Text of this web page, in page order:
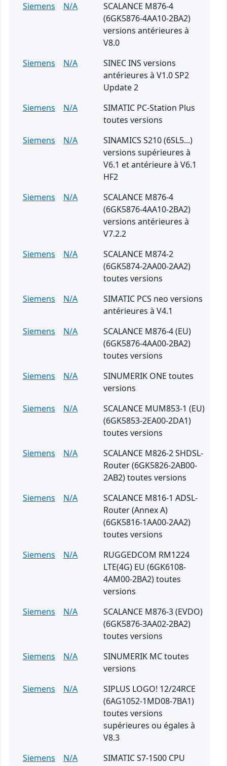
Siemens
N/A
SCALANCE M876-4
(6GK5876-4AA10-2BA2)
versions antérieures à
V8.0
Siemens
N/A
SINEC INS versions
antérieures à V1.0 SP2
Update 2
Siemens
N/A
SIMATIC PC-Station Plus
toutes versions
Siemens
N/A
SINAMICS S210 (6SL5...)
versions supérieures à
V6.1 et antérieure à V6.1
HF2
Siemens
N/A
SCALANCE M876-4
(6GK5876-4AA10-2BA2)
versions antérieures à
V7.2.2
Siemens
N/A
SCALANCE M874-2
(6GK5874-2AA00-2AA2)
toutes versions
Siemens
N/A
SIMATIC PCS neo versions
antérieures à V4.1
Siemens
N/A
SCALANCE M876-4 (EU)
(6GK5876-4AA00-2BA2)
toutes versions
Siemens
N/A
SINUMERIK ONE toutes
versions
Siemens
N/A
SCALANCE MUM853-1 (EU)
(6GK5853-2EA00-2DA1)
toutes versions
Siemens
N/A
SCALANCE M826-2 SHDSL-
Router (6GK5826-2AB00-
2AB2) toutes versions
Siemens
N/A
SCALANCE M816-1 ADSL-
Router (Annex A)
(6GK5816-1AA00-2AA2)
toutes versions
Siemens
N/A
RUGGEDCOM RM1224
LTE(4G) EU (6GK6108-
4AM00-2BA2) toutes
versions
Siemens
N/A
SCALANCE M876-3 (EVDO)
(6GK5876-3AA02-2BA2)
toutes versions
Siemens
N/A
SINUMERIK MC toutes
versions
Siemens
N/A
SIPLUS LOGO! 12/24RCE
(6AG1052-1MD08-7BA1)
toutes versions
supérieures ou égales à
V8.3
Siemens
N/A
SIMATIC S7-1500 CPU